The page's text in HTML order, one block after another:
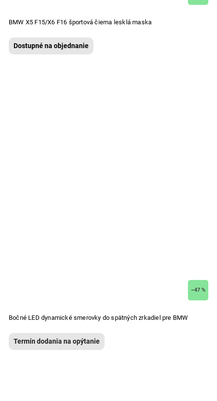
BMW X5 F15/X6 F16 športová čierna lesklá maska
Dostupné na objednanie
–47 %
Bočné LED dynamické smerovky do spätných zrkadiel pre BMW
Termín dodania na opýtanie